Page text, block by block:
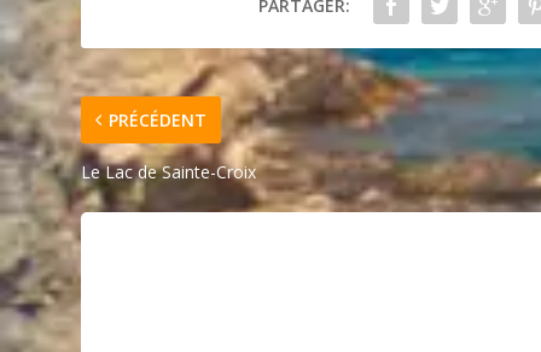
PARTAGER:
PRÉCÉDENT
Le Lac de Sainte-Croix